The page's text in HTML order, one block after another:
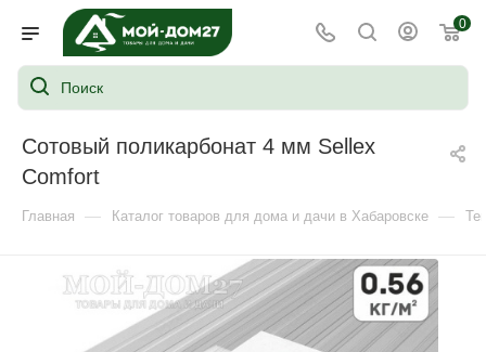
0
Сотовый поликарбонат 4 мм Sellex
Comfort
Главная — Каталог товаров для дома и дачи в Хабаровске —